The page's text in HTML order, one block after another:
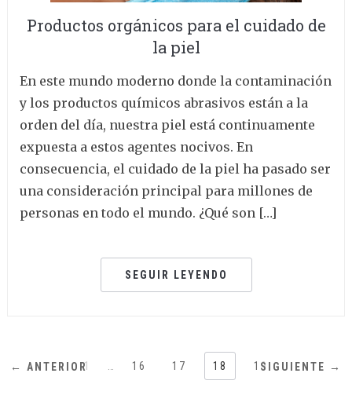
Productos orgánicos para el cuidado de
la piel
En este mundo moderno donde la contaminación
y los productos químicos abrasivos están a la
orden del día, nuestra piel está continuamente
expuesta a estos agentes nocivos. En
consecuencia, el cuidado de la piel ha pasado ser
una consideración principal para millones de
personas en todo el mundo. ¿Qué son […]
SEGUIR LEYENDO
← ANTERIOR1 16 17 18 19SIGUIENTE →